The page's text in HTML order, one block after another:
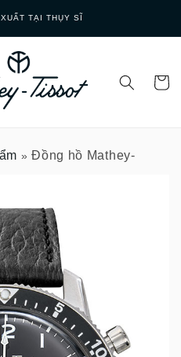
TẠI THỤY SĨ
»Đồng hồ Mathey-